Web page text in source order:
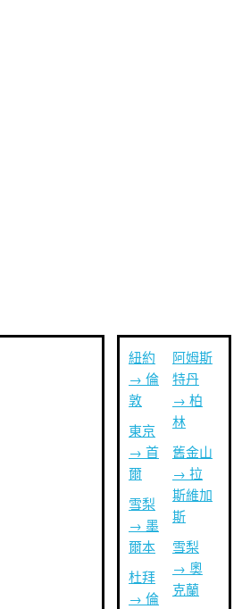
紐約
→ 倫
敦
東京
→ 首
爾
雪梨
→ 墨
爾本
杜拜
→ 倫
阿姆斯
特丹
→ 柏
林
舊金山
→ 拉
斯維加
斯
雪梨
→ 奧
克蘭